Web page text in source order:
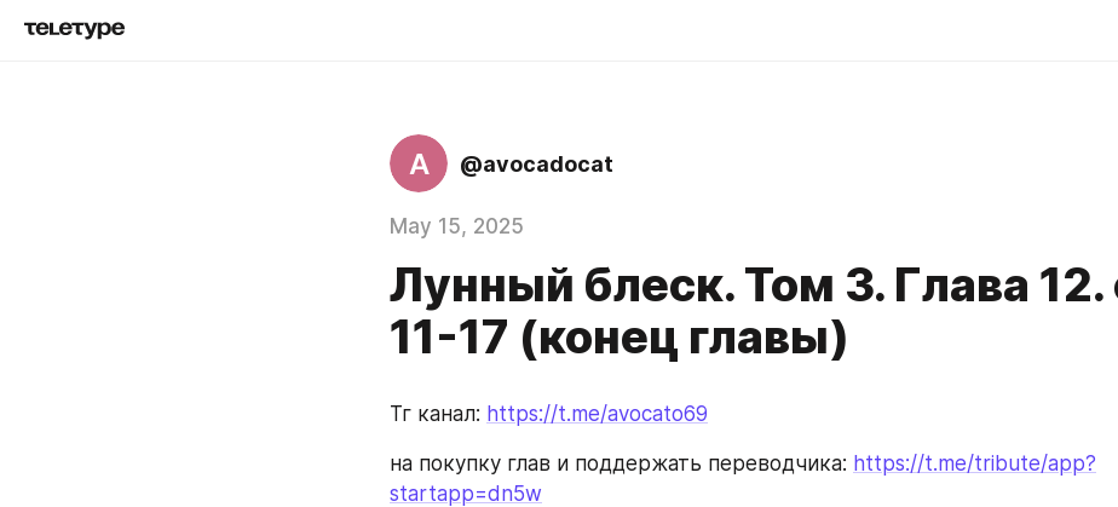
A @avocadocat
May 15, 2025
Лунный блеск. Том 3. Глава 12.
11-17 (конец главы)
Тг канал: https://t.me/avocato69
на покупку глав и поддержать переводчика: https://t.me/tribute/app?
startapp=dn5w